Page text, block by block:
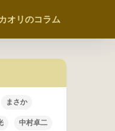
オリのコラム
まさか
中村卓二